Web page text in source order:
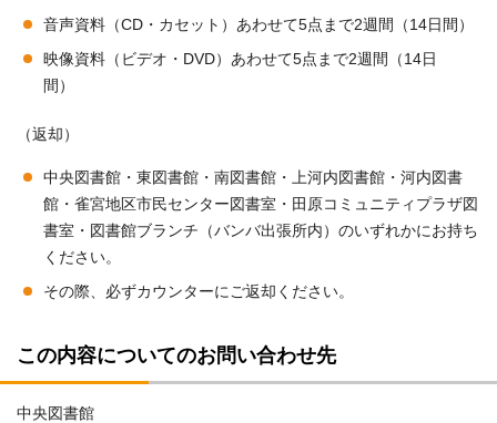
音声資料（CD・カセット）あわせて5点まで2週間（14日間）
映像資料（ビデオ・DVD）あわせて5点まで2週間（14日
間）
（返却）
中央図書館・東図書館・南図書館・上河内図書館・河内図書
館・雀宮地区市民センター図書室・田原コミュニティプラザ図
書室・図書館ブランチ（バンバ出張所内）のいずれかにお持ち
ください。
その際、必ずカウンターにご返却ください。
この内容についてのお問い合わせ先
中央図書館